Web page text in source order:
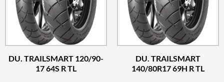
DU. TRAILSMART 120/90-
17 64S R TL
DU. TRAILSMART
140/80R17 69H R TL